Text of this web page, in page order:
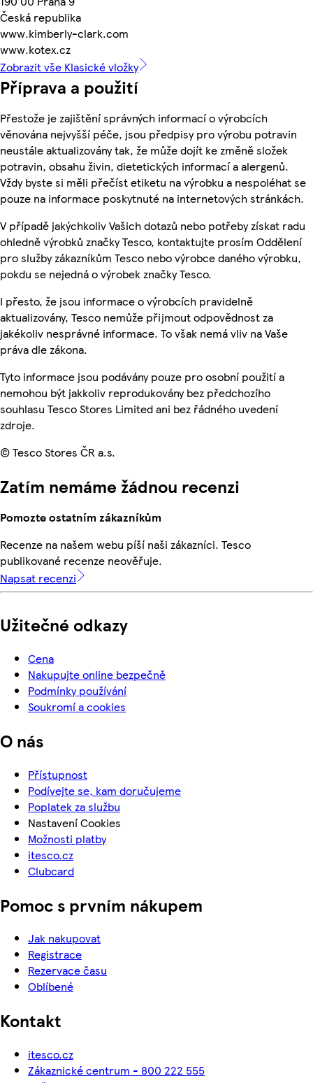
Česká republika
www.kimberly-clark.com
www.kotex.cz
Zobrazit vše Klasické vložky
Příprava a použití
Přestože je zajištění správných informací o výrobcích
věnována nejvyšší péče, jsou předpisy pro výrobu potravin
neustále aktualizovány tak, že může dojít ke změně složek
potravin, obsahu živin, dietetických informací a alergenů.
Vždy byste si měli přečíst etiketu na výrobku a nespoléhat se
pouze na informace poskytnuté na internetových stránkách.
V případě jakýchkoliv Vašich dotazů nebo potřeby získat radu
ohledně výrobků značky Tesco, kontaktujte prosím Oddělení
pro služby zákazníkům Tesco nebo výrobce daného výrobku,
pokdu se nejedná o výrobek značky Tesco.
I přesto, že jsou informace o výrobcích pravidelně
aktualizovány, Tesco nemůže přijmout odpovědnost za
jakékoliv nesprávné informace. To však nemá vliv na Vaše
práva dle zákona.
Tyto informace jsou podávány pouze pro osobní použití a
nemohou být jakkoliv reprodukovány bez předchozího
souhlasu Tesco Stores Limited ani bez řádného uvedení
zdroje.
© Tesco Stores ČR a.s.
Zatím nemáme žádnou recenzi
Pomozte ostatním zákazníkům
Recenze na našem webu píší naši zákazníci. Tesco
publikované recenze neověřuje.
Napsat recenzi
Užitečné odkazy
Cena
Nakupujte online bezpečně
Podmínky používání
Soukromí a cookies
O nás
Přístupnost
Podívejte se, kam doručujeme
Poplatek za službu
Nastavení Cookies
Možnosti platby
itesco.cz
Clubcard
Pomoc s prvním nákupem
Jak nakupovat
Registrace
Rezervace času
Oblíbené
Kontakt
itesco.cz
Zákaznické centrum - 800 222 555